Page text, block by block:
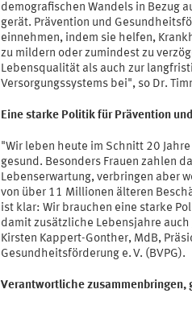
demografischen Wandels in Bezug
gerät. Prävention und
einnehmen, indem sie helfen,
zu mildern oder zumindest zu
Lebensqualität als auch zur
Versorgungssystems bei", so Dr.
Eine starke Politik für Prävention
"Wir leben heute im Schnitt 20
gesund. Besonders Frauen zahlen
Lebenserwartung, verbringen aber
von über 11 Millionen älteren
ist klar: Wir brauchen eine starke
damit zusätzliche Lebensjahre
Kirsten Kappert-Gonther, MdB,
Gesundheitsförderung e. V. (BVPG).
Verantwortliche zusammenbringen,